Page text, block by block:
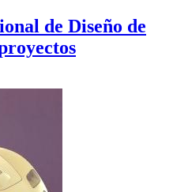
de Diseño de